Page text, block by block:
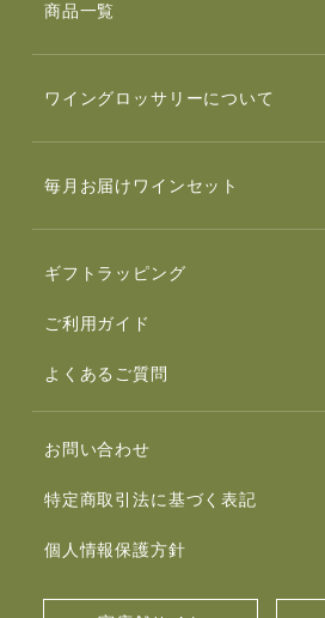
商品一覧
ワイングロッサリーについて
毎月お届けワインセット
ギフトラッピング
ご利用ガイド
よくあるご質問
お問い合わせ
特定商取引法に基づく表記
個人情報保護方針